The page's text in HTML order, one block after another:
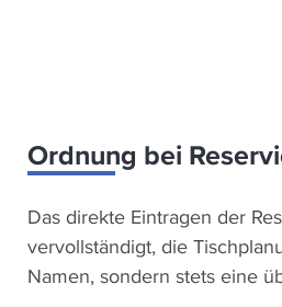
Ordnung bei
Das direkte Eintragen der
vervollständigt, die
Namen, sondern stets eine